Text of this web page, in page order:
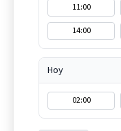
11:00
14:00
Hoy
02:00